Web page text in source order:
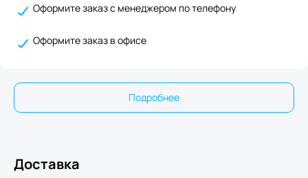
Оформите заказ с менеджером по телефону
Оформите заказ в офисе
Подробнее
Доставка